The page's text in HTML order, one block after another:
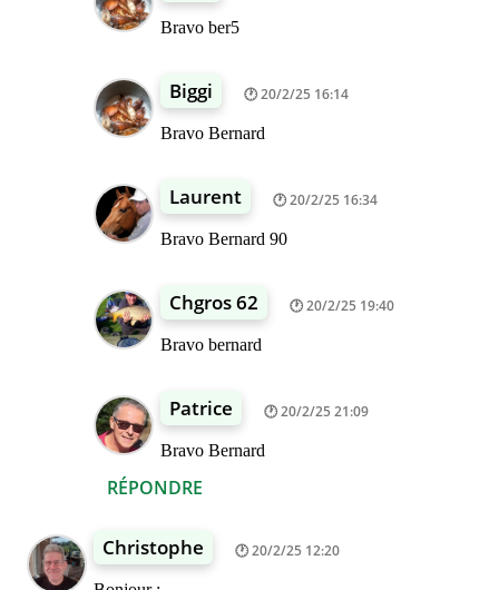
RÉPONDRE
Bravo ber5
Biggi 20/2/25 16:14
Bravo Bernard
Laurent 20/2/25 16:34
Bravo Bernard 90
Chgros 62 20/2/25 19:40
Bravo bernard
Patrice 20/2/25 21:09
Bravo Bernard
Christophe 20/2/25 12:20